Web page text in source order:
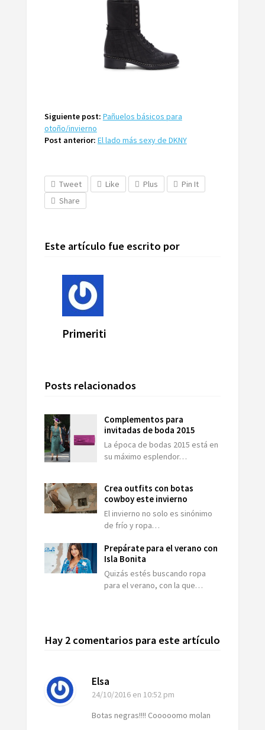
Siguiente post: Pañuelos básicos para
otoño/invierno
Post anterior: El lado más sexy de DKNY
Tweet Like Plus
Pin It
Share
Este artículo fue escrito por
Primeriti
Posts relacionados
Complementos para
invitadas de boda 2015
La época de bodas 2015 está en
su máximo esplendor…
Crea outfits con botas
cowboy este invierno
El invierno no solo es sinónimo
de frío y ropa…
Prepárate para el verano con
Isla Bonita
Quizás estés buscando ropa
para el verano, con la que…
Hay 2 comentarios para este artículo
Elsa
24/10/2016en 10:52 pm
Botas negras!!!! Cooooomo molan